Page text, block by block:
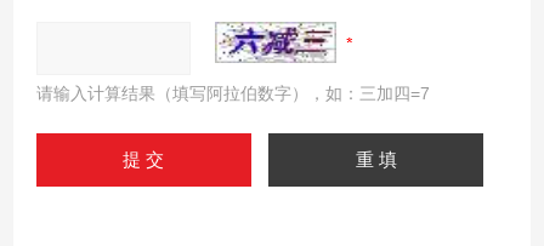
请输入计算结果（填写阿拉伯数字），如：三加四=7